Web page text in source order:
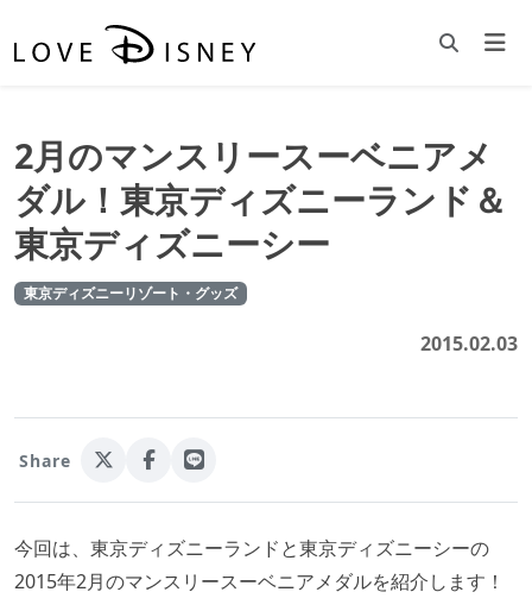
2月のマンスリースーベニアメ
ダル！東京ディズニーランド＆
東京ディズニーシー
東京ディズニーリゾート・グッズ
2015.02.03
Share
今回は、東京ディズニーランドと東京ディズニーシーの
2015年2月のマンスリースーベニアメダルを紹介します！